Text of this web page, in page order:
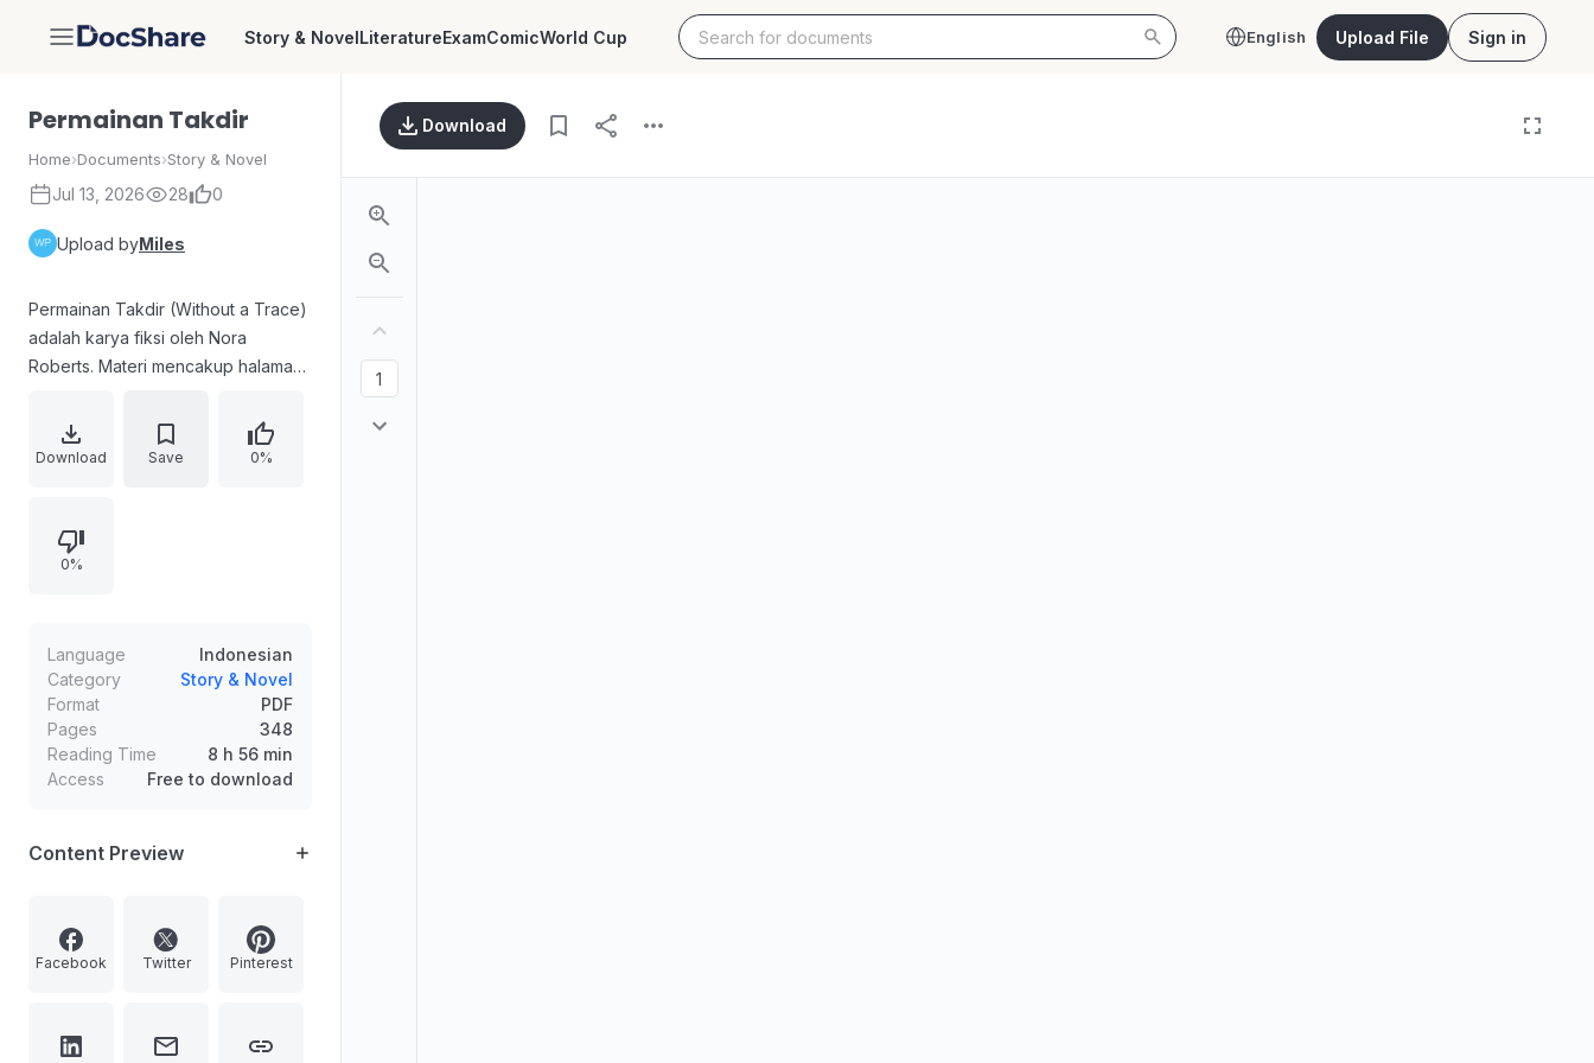
DocShare Story & NovelLiteratureExamComicWorld Cup English Upload File Sign in
Permainan Takdir
Home›Documents›Story & Novel
Jul 13, 2026 28 0
Upload byMiles
Permainan Takdir (Without a Trace)
adalah karya fiksi oleh Nora
Roberts. Materi mencakup halaman
pelanggaran hak cipta berdasarkan
Undang-Undang Republik
terjemahan Indonesia oleh PT
Gramedia Pustaka Utama (2015),
penerbit.
Download Save 0%
0%
Language
Indonesian
Category
Story & Novel
Format
PDF
Pages
348
Reading Time
8 h 56 min
Access
Free to download
Content Preview
Facebook Twitter Pinterest
Download